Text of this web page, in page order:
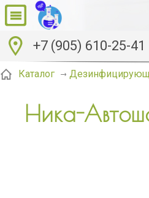
+7 (905) 610-25-41
Каталог
Ника-